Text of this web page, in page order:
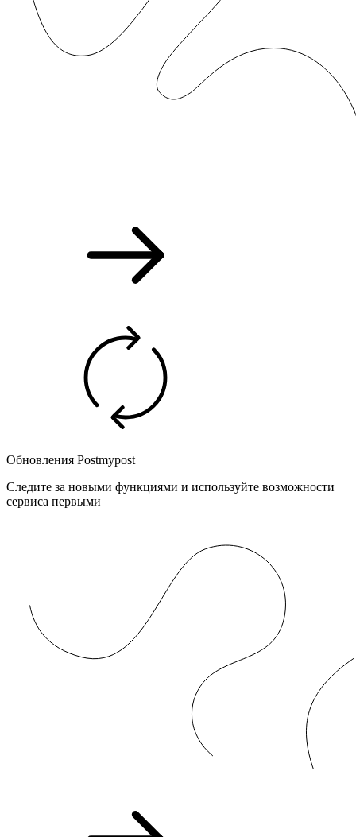
Обновления Postmypost
Следите за новыми функциями и используйте возможности
сервиса первыми